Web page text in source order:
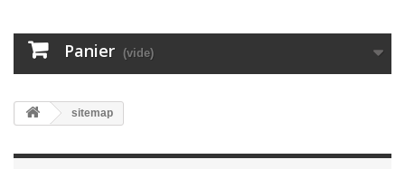
Panier (vide)
sitemap